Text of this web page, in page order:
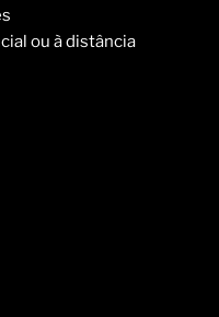
ou à distância